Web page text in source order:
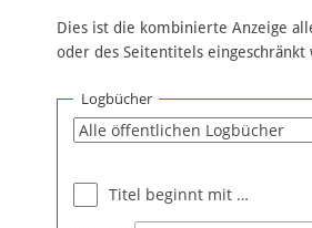
Dies ist die kombinierte Anzeige
oder des Seitentitels
Logbücher
Titel beginnt mit …